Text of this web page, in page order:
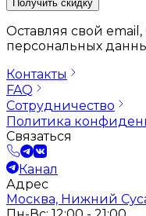
Получить скидку
Оставляя свой
персональных
Контакты
FAQ
Сотрудничество
Политика
Связаться
Канал
Адрес
Москва, Нижний